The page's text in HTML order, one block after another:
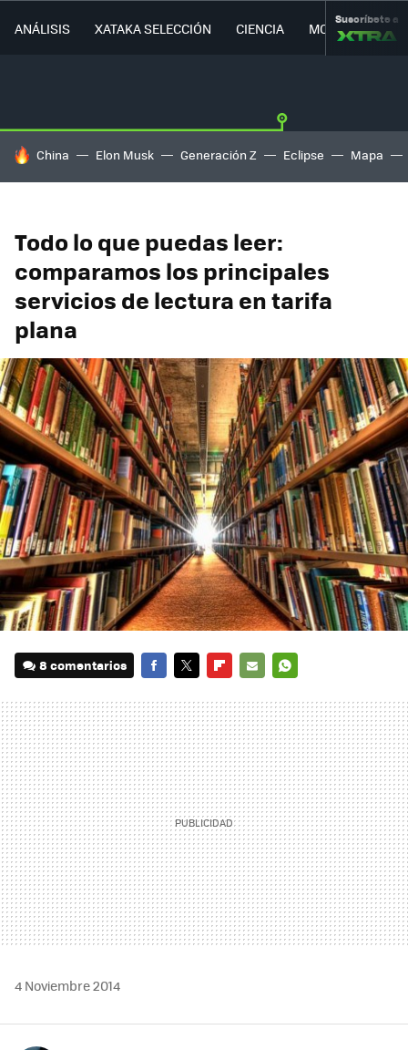
ANÁLISIS XATAKA SELECCIÓN CIENCIA MOVILIDAD
Suscríbete a
HOY SE HABLA DE
China Elon Musk Generación Z Eclipse Mapa
Todo lo que puedas leer:
comparamos los principales
servicios de lectura en tarifa
plana
8 comentarios
MAIL
4 Noviembre 2014